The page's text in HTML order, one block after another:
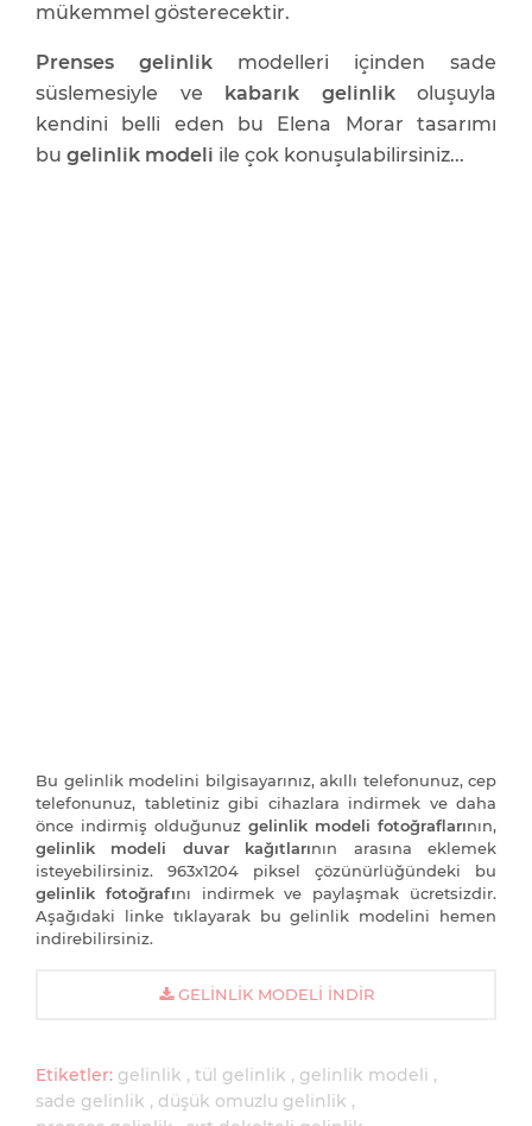
mükemmel gösterecektir.
Prenses gelinlik modelleri içinden sade
süslemesiyle ve kabarık gelinlikoluşuyla
kendini belli eden bu Elena Morar tasarımı
bu gelinlik modeli ile çok konuşulabilirsiniz...
Bu gelinlik modelini bilgisayarınız, akıllı telefonunuz, cep
telefonunuz, tabletiniz gibi cihazlara indirmek ve daha
önce indirmiş olduğunuz gelinlik modeli fotoğraflarının,
gelinlik modeli duvar kağıtlarının arasına eklemek
isteyebilirsiniz. 963x1204 piksel çözünürlüğündeki bu
gelinlik fotoğrafını indirmek ve paylaşmak ücretsizdir.
Aşağıdaki linke tıklayarak bu gelinlik modelini hemen
indirebilirsiniz.
GELINLIK MODELI İNDIR
Etiketler: gelinlik tül gelinlik
gelinlik modeli
sade gelinlik
düşük omuzlu gelinlik